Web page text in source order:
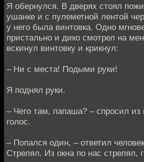
Я обернулся. В дверях стоял
ушанке и с пулеметной лентой
у него была винтовка. Одно
пристально и дико смотрел на
вскинул винтовку и крикнул:
– Ни с места! Подыми руки!
Я поднял руки.
– Чего там, папаша? – спросил из
голос.
– Попался один, – ответил
Стрелял. Из окна по нас стрелял,